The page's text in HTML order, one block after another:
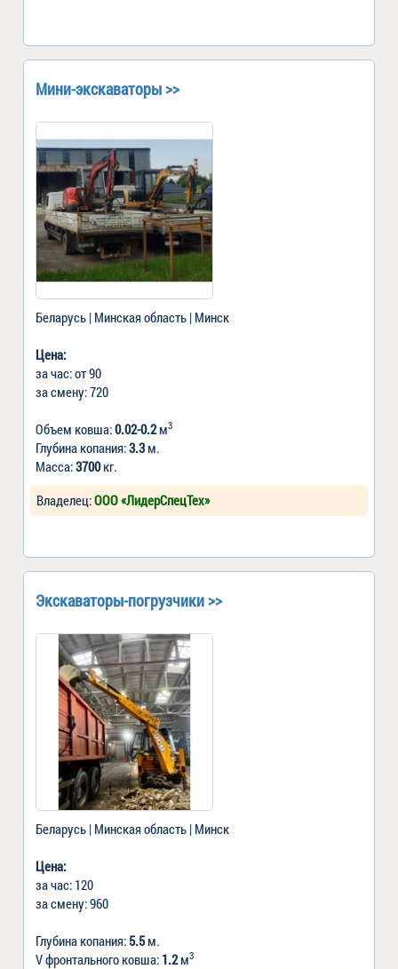
Мини-экскаваторы >>
Беларусь | Минская область | Минск
Цена:
за час: от 90
за смену: 720
Объем ковша:0.02-0.2м3
Глубина копания:3.3м.
Масса:3700кг.
Владелец:ООО «ЛидерСпецТех»
Экскаваторы-погрузчики >>
Беларусь | Минская область | Минск
Цена:
за час: 120
за смену: 960
Глубина копания: 5.5м.
V фронтального ковша: 1.2м3